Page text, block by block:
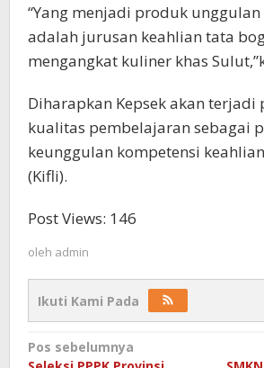
“Yang menjadi produk unggulan
adalah jurusan keahlian tata
mengangkat kuliner khas
Diharapkan Kepsek akan terjadi
kualitas pembelajaran sebagai
keunggulan kompetensi
(Kifli).
Post Views: 146
oleh admin
Ikuti Kami Pada
Navigasi
Pos sebelumnya